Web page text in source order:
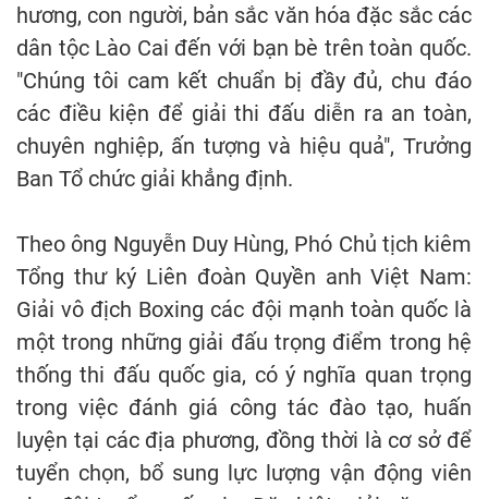
hương, con người, bản sắc văn hóa đặc sắc các
dân tộc Lào Cai đến với bạn bè trên toàn quốc.
"Chúng tôi cam kết chuẩn bị đầy đủ, chu đáo
các điều kiện để giải thi đấu diễn ra an toàn,
chuyên nghiệp, ấn tượng và hiệu quả", Trưởng
Ban Tổ chức giải khẳng định.
Theo ông Nguyễn Duy Hùng, Phó Chủ tịch kiêm
Tổng thư ký Liên đoàn Quyền anh Việt Nam:
Giải vô địch Boxing các đội mạnh toàn quốc là
một trong những giải đấu trọng điểm trong hệ
thống thi đấu quốc gia, có ý nghĩa quan trọng
trong việc đánh giá công tác đào tạo, huấn
luyện tại các địa phương, đồng thời là cơ sở để
tuyển chọn, bổ sung lực lượng vận động viên